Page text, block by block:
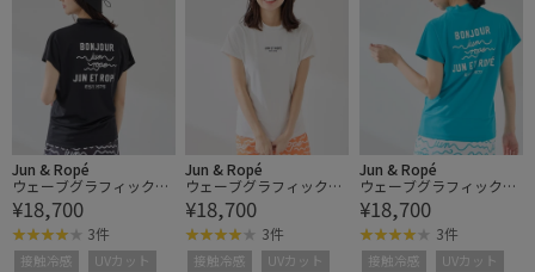
Jun & Ropé
ウェーブグラフィックプ
ルオーバー/UV・吸水速
乾・接触冷感
¥18,700
3件
接触冷感
UVカット
Jun & Ropé
ウェーブグラフィックプ
ルオーバー/UV・吸水速
乾・接触冷感
¥18,700
3件
接触冷感
UVカット
Jun & Ropé
ウェーブグラフィックプ
ルオーバー/UV・吸水速
乾・接触冷感
¥18,700
3件
接触冷感
UVカット